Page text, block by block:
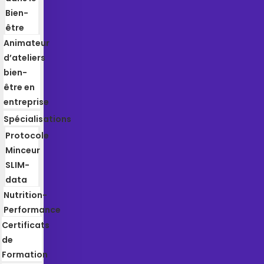
Bien-
être
Animateur
d’ateliers
bien-
être en
entreprise
Spécialisations
Protocole
Minceur
SLIM-
data
Nutrition-
Performance
Certificats
de
Formation